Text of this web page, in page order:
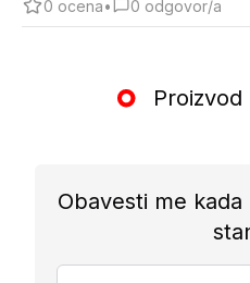
0 ocena• 0 odgovor/a
Proizvod
Obavesti me